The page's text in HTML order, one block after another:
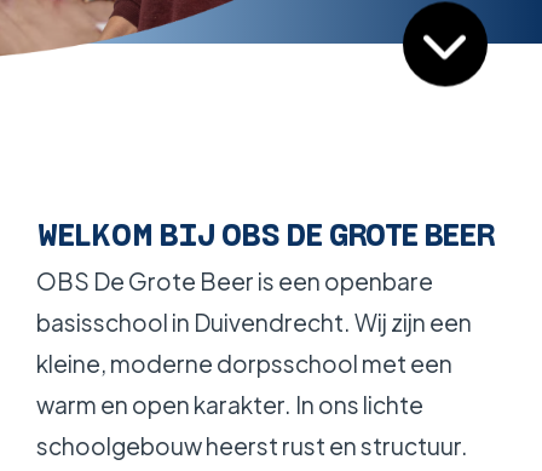
CONTACT
WELKOM BIJ OBS DE GROTE BEER
OBS De Grote Beer is een openbare
basisschool in Duivendrecht. Wij zijn een
kleine, moderne dorpsschool met een
warm en open karakter. In ons lichte
schoolgebouw heerst rust en structuur.